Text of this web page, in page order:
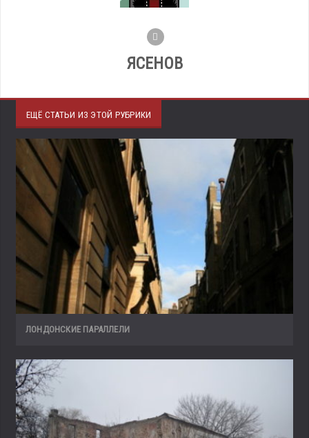
ЯСЕНОВ
ЕЩЁ СТАТЬИ ИЗ ЭТОЙ РУБРИКИ
ЛОНДОНСКИЕ ПАРАЛЛЕЛИ